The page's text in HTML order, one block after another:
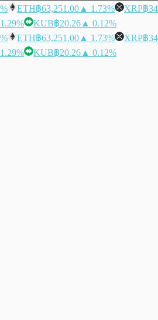
ETH฿63,251.00 ▲ 1.73% XRP฿
KUB฿20.26 ▲ 0.12%
ETH฿63,251.00 ▲ 1.73% XRP฿
KUB฿20.26 ▲ 0.12%